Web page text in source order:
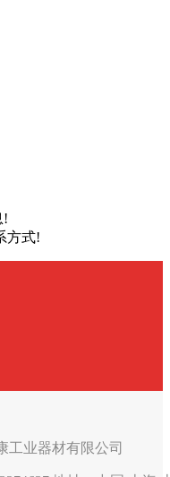
!
方式!
工业器材有限公司